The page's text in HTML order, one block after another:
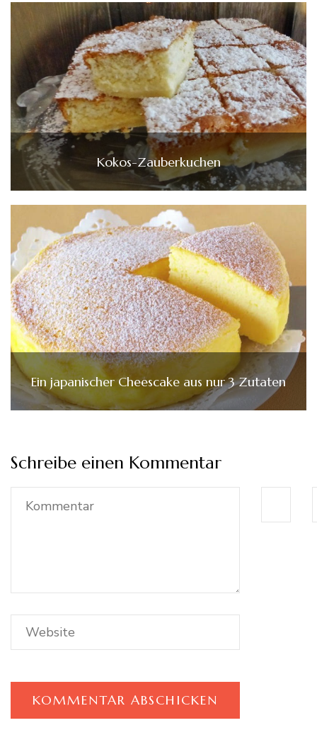
Kokos-Zauberkuchen
Ein japanischer Cheescake aus nur 3 Zutaten
Schreibe einen Kommentar